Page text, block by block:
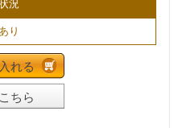
況
り
れる
ちら